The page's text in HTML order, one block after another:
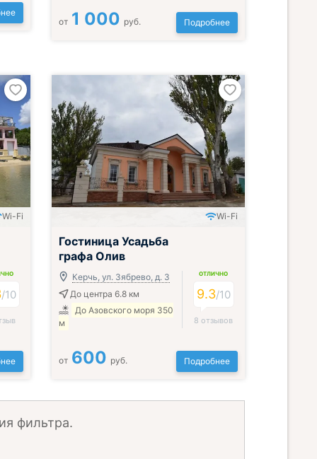
от 1 000 руб. Подробнее
Wi-Fi
/10
Wi-Fi
Гостиница Усадьба
графа Олив
Керчь, ул. Зябрево, д. 3
До центра 6.8 км
До Азовского моря 350
м
ОТЛИЧНО
9.3/10
8 отзывов
от 600 руб. Подробнее
фильтра.